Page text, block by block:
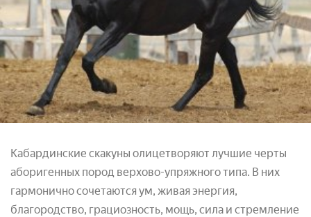
Кабардинские скакуны олицетворяют лучшие черты
аборигенных пород верхово-упряжного типа. В них
гармонично сочетаются ум, живая энергия,
благородство, грациозность, мощь, сила и стремление